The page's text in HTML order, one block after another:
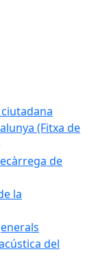
(Fitxa de
de
la
del